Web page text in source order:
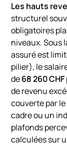
Les hauts
structurel
obligatoires
niveaux. Sous
assuré est
pilier), le
de68 260 CHF
de revenu
couverte par
cadre ou un
plafonds
calculées sur